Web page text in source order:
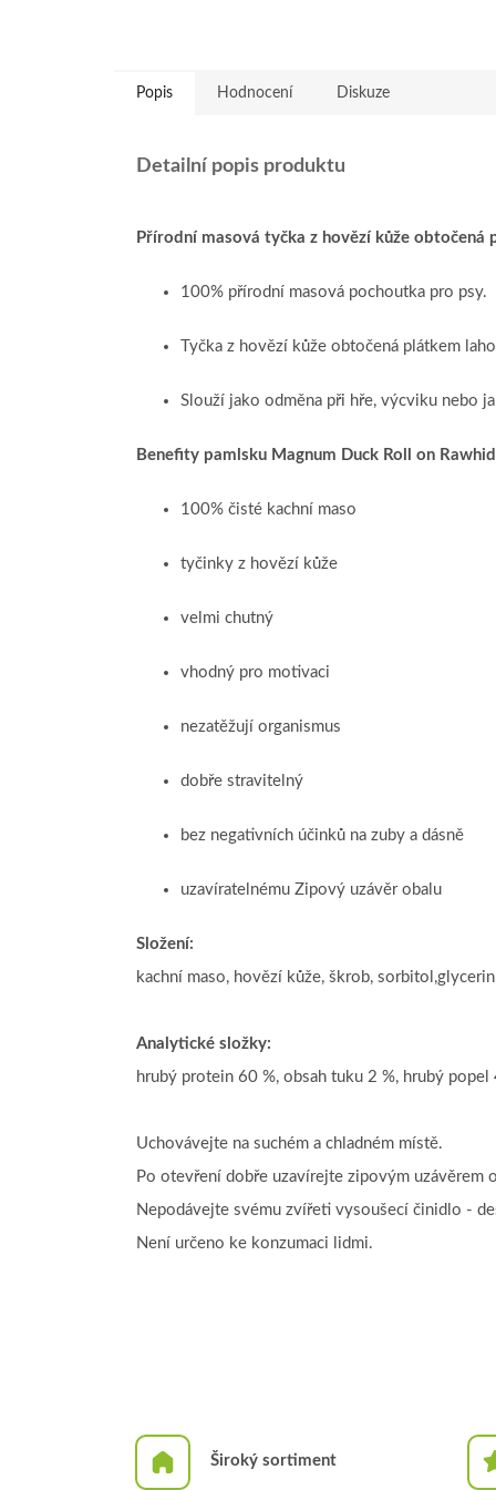
Popis Hodnocení Diskuze
Detailní popis produktu
Přírodní masová tyčka z hovězí kůže obtočená
100% přírodní masová pochoutka pro psy.
Tyčka z hovězí kůže obtočená plátkem
Slouží jako odměna při hře, výcviku nebo
Benefity pamlsku Magnum Duck Roll on
100% čisté kachní maso
tyčinky z hovězí kůže
velmi chutný
vhodný pro motivaci
nezatěžují organismus
dobře stravitelný
bez negativních účinků na zuby a dásně
uzavíratelnému Zipový uzávěr obalu
Složení:
kachní maso, hovězí kůže, škrob,
Analytické složky:
hrubý protein 60 %, obsah tuku 2 %, hrubý
Uchovávejte na suchém a chladném místě.
Po otevření dobře uzavírejte zipovým uzávěrem
Nepodávejte svému zvířeti vysoušecí činidlo -
Není určeno ke konzumaci lidmi.
Široký sortiment